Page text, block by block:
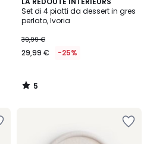
Set di 4 piatti da dessert in gres
perlato, Ivoria
39,99 €
29,99 € -25%
/
5
5
/